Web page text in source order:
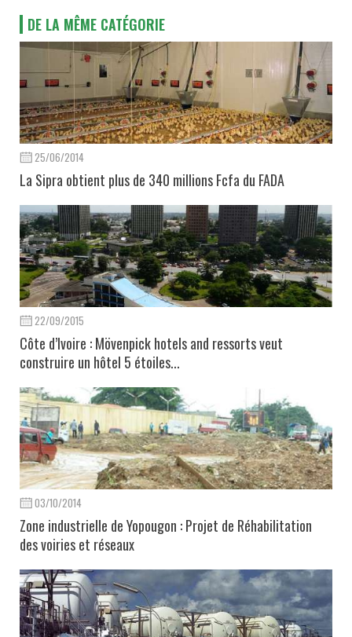
DE LA MÊME CATÉGORIE
25/06/2014
La Sipra obtient plus de 340 millions Fcfa du FADA
22/09/2015
Côte d’Ivoire : Mövenpick hotels and ressorts veut
construire un hôtel 5 étoiles...
03/10/2014
Zone industrielle de Yopougon : Projet de Réhabilitation
des voiries et réseaux